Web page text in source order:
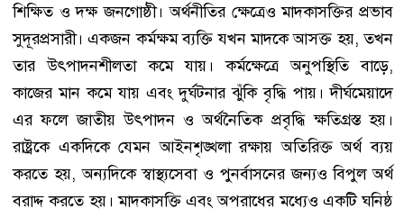
শিক্ষিত ও দক্ষ জনগোষ্ঠী। অর্থনীতির ক্ষেত্রেও মাদকাসক্তির প্রভাব
সুদূরপ্রসারী। একজন কর্মক্ষম ব্যক্তি যখন মাদকে আসক্ত হয়, তখন
তার উৎপাদনশীলতা কমে যায়। কর্মক্ষেত্রে অনুপস্থিতি বাড়ে,
কাজের মান কমে যায় এবং দুর্ঘটনার ঝুঁকি বৃদ্ধি পায়। দীর্ঘমেয়াদে
এর ফলে জাতীয় উৎপাদন ও অর্থনৈতিক প্রবৃদ্ধি ক্ষতিগ্রস্ত হয়।
রাষ্ট্রকে একদিকে যেমন আইনশৃঙ্খলা রক্ষায় অতিরিক্ত অর্থ ব্যয়
করতে হয়, অন্যদিকে স্বাস্থ্যসেবা ও পুনর্বাসনের জন্যও বিপুল অর্থ
বরাদ্দ করতে হয়। মাদকাসক্তি এবং অপরাধের মধ্যেও একটি ঘনিষ্ঠ